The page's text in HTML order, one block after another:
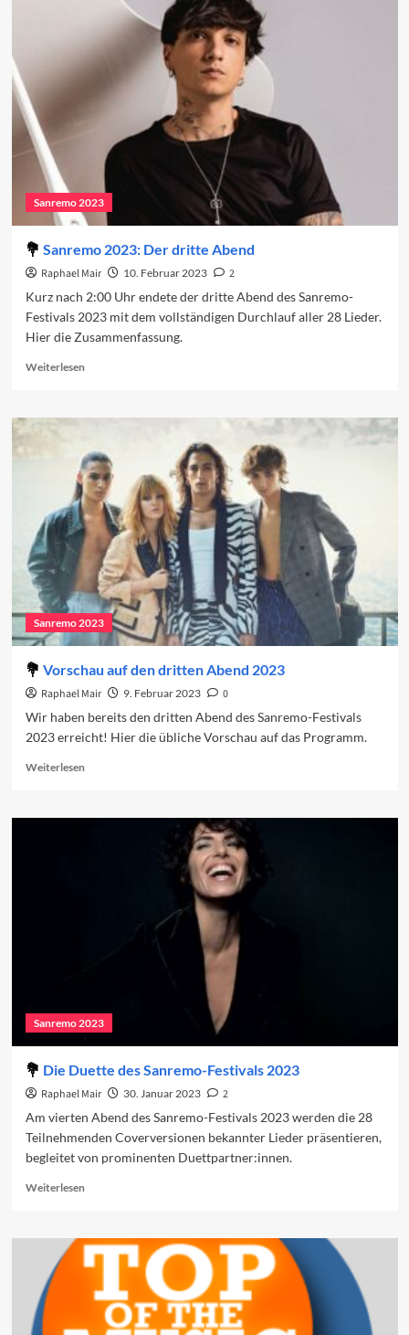
Sanremo 2023
Sanremo 2023: Der dritte Abend
Raphael Mair 10. Februar 2023
2
Kurz nach 2:00 Uhr endete der dritte Abend des Sanremo-
Festivals 2023 mit dem vollständigen Durchlauf aller 28 Lieder.
Hier die Zusammenfassung.
WeiterlesenRead
Sanremo
Der
dritte
Abend
Sanremo 2023
Vorschau auf den dritten Abend 2023
Raphael Mair 9. Februar 2023
0
Wir haben bereits den dritten Abend des Sanremo-Festivals
2023 erreicht! Hier die übliche Vorschau auf das Programm.
WeiterlesenRead
Vorschau
Sanremo 2023
Die Duette des Sanremo-Festivals 2023
Raphael Mair 30. Januar 2023
2
Am vierten Abend des Sanremo-Festivals 2023 werden die 28
Teilnehmenden Coverversionen bekannter Lieder präsentieren,
begleitet von prominenten Duettpartner:innen.
WeiterlesenRead
Die
Duette
des
Sanremo-
Festivals
2023